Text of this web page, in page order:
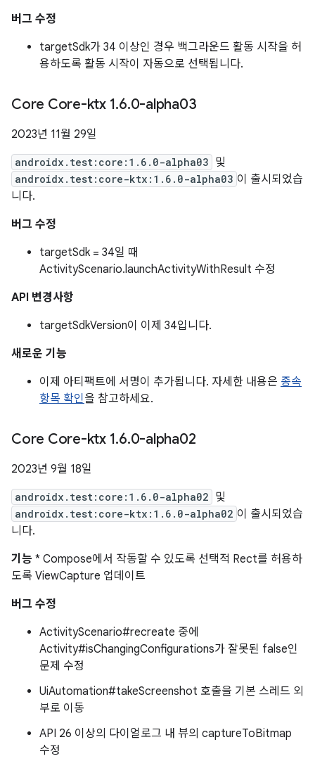
버그 수정
targetSdk가 34 이상인 경우 백그라운드 활동 시작을 허
용하도록 활동 시작이 자동으로 선택됩니다.
Core Core-ktx 1.6.0-alpha03
2023년 11월 29일
androidx.test:core:1.6.0-alpha03 및
androidx.test:core-ktx:1.6.0-alpha03 이 출시되었습
니다.
버그 수정
targetSdk = 34일 때
ActivityScenario.launchActivityWithResult 수정
API 변경사항
targetSdkVersion이 이제 34입니다.
새로운 기능
이제 아티팩트에 서명이 추가됩니다. 자세한 내용은 종속
항목 확인을 참고하세요.
Core Core-ktx 1.6.0-alpha02
2023년 9월 18일
androidx.test:core:1.6.0-alpha02 및
androidx.test:core-ktx:1.6.0-alpha02 이 출시되었습
니다.
기능 * Compose에서 작동할 수 있도록 선택적 Rect를 허용하
도록 ViewCapture 업데이트
버그 수정
ActivityScenario#recreate 중에
Activity#isChangingConfigurations가 잘못된 false인
문제 수정
UiAutomation#takeScreenshot 호출을 기본 스레드 외
부로 이동
API 26 이상의 다이얼로그 내 뷰의 captureToBitmap
수정